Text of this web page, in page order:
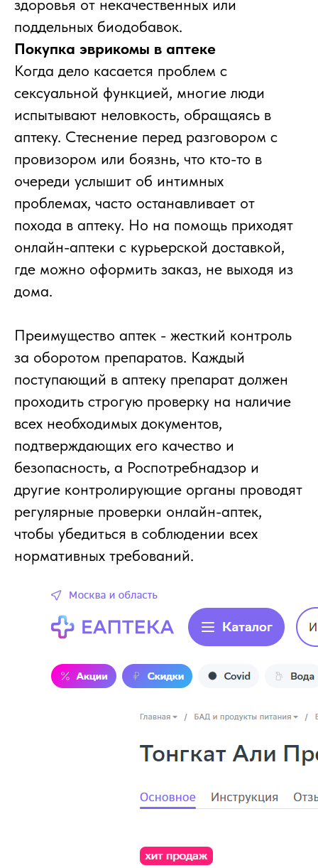
здоровья от некачественных или
поддельных биодобавок.
Покупка эврикомы в аптеке
Когда дело касается проблем с
сексуальной функцией, многие люди
испытывают неловкость, обращаясь в
аптеку. Стеснение перед разговором с
провизором или боязнь, что кто-то в
очереди услышит об интимных
проблемах, часто останавливает от
похода в аптеку. Но на помощь приходят
онлайн-аптеки с курьерской доставкой,
где можно оформить заказ, не выходя из
дома.
Преимущество аптек - жесткий контроль
за оборотом препаратов. Каждый
поступающий в аптеку препарат должен
проходить строгую проверку на наличие
всех необходимых документов,
подтверждающих его качество и
безопасность, а Роспотребнадзор и
другие контролирующие органы проводят
регулярные проверки онлайн-аптек,
чтобы убедиться в соблюдении всех
нормативных требований.